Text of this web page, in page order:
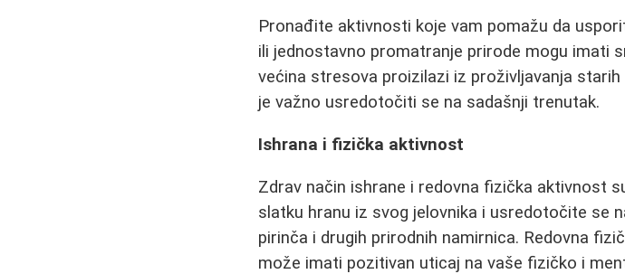
Pronađite aktivnosti koje vam pomažu da
ili jednostavno promatranje prirode mogu imati
većina stresova proizilazi iz proživljavanja
je važno usredotočiti se na sadašnji trenutak.
Ishrana i fizička aktivnost
Zdrav način ishrane i redovna fizička aktivnost
slatku hranu iz svog jelovnika i usredotočite se
pirinča i drugih prirodnih namirnica. Redovna
može imati pozitivan uticaj na vaše fizičko i